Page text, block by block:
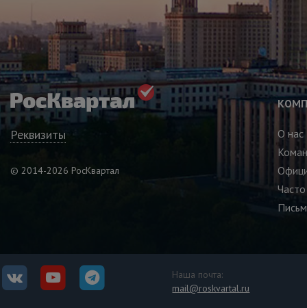
Реквизиты
© 2014-2026 РосКвартал
О нас
Наша почта:
mail@roskvartal.ru